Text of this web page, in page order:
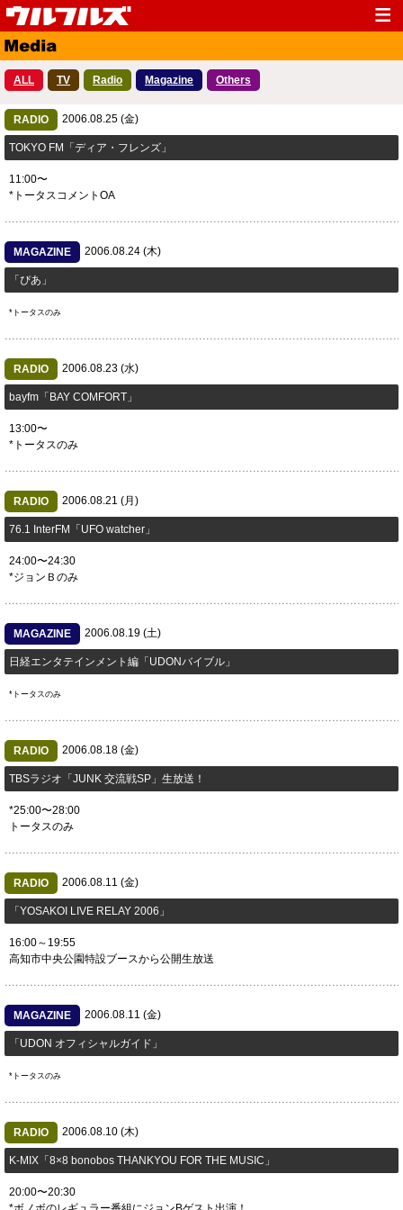
Top
Media Live
Profile
Fanclub
Contact
ALL TV Radio Magazine Others
RADIO 2006.08.25 (金)
TOKYO FM「ディア・フレンズ」
11:00〜
*トータスコメントOA
MAGAZINE 2006.08.24 (木)
「ぴあ」
*トータスのみ
RADIO 2006.08.23 (水)
bayfm「BAY COMFORT」
13:00〜
*トータスのみ
RADIO 2006.08.21 (月)
76.1 InterFM「UFO watcher」
24:00〜24:30
*ジョンＢのみ
MAGAZINE 2006.08.19 (土)
日経エンタテインメント編「UDONバイブル」
*トータスのみ
RADIO 2006.08.18 (金)
TBSラジオ「JUNK 交流戦SP」生放送！
*25:00〜28:00
トータスのみ
RADIO 2006.08.11 (金)
「YOSAKOI LIVE RELAY 2006」
16:00～19:55
高知市中央公園特設ブースから公開生放送
MAGAZINE 2006.08.11 (金)
「UDON オフィシャルガイド」
*トータスのみ
RADIO 2006.08.10 (木)
K-MIX「8×8 bonobos THANKYOU FOR THE MUSIC」
20:00〜20:30